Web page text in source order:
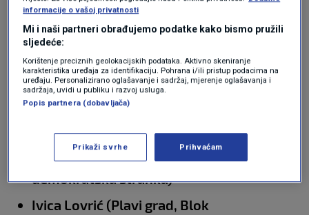
Mislav Herman (HDZ, Domovinski pokret,
HSU, HSS)
Tomislav Jonjić (Nezavisna lista
Tomislava Jonjića, DOMiNO, Hrvatski
suverenisti, Blok za Hrvatsku)
Kalinić, Stranka umirovljenika,
Umirovljenici zajedno, Zagorska
demokratska stranka)
Ivica Lovrić (Plavi grad, Blok
informacije o vašoj privatnosti
Mi i naši partneri obrađujemo podatke kako bismo pružili
sljedeće:
Korištenje preciznih geolokacijskih podataka. Aktivno skeniranje
karakteristika uređaja za identifikaciju. Pohrana i/ili pristup podacima na
uređaju. Personalizirano oglašavanje i sadržaj, mjerenje oglašavanja i
sadržaja, uvidi u publiku i razvoj usluga.
Popis partnera (dobavljača)
Prikaži svrhe Prihvaćam